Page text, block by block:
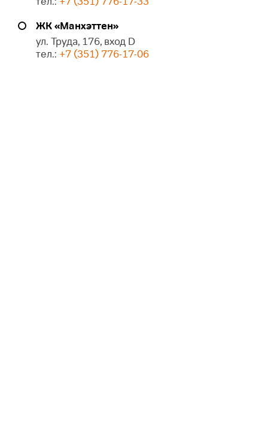
ЖК «Манхэттен»
ул. Труда, 176, вход D
тел.: +7 (351) 776-17-06